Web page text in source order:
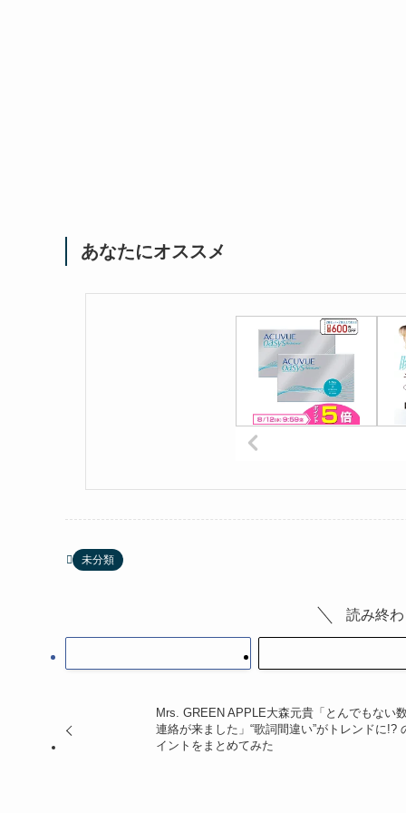
あなたにオススメ
未分類
読み終
Mrs. GREEN APPLE大森元貴「とんでもない
連絡が来ました」“歌詞間違い”がトレンドに!?
イントをまとめてみた